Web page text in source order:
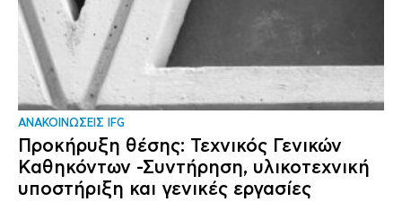
ΑΝΑΚΟΙΝΩΣΕΙΣ IFG
Προκήρυξη θέσης: Τεχνικός Γενικών
Καθηκόντων -Συντήρηση, υλικοτεχνική
υποστήριξη και γενικές εργασίες